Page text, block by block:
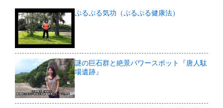
ぷるぷる気功（ぷるぷる健康法）
謎の巨石群と絶景パワースポット『唐人駄
場遺跡』